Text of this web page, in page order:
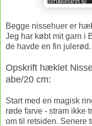
Begge nissehuer er
Jeg har købt mit garn i
de havde en fin
Opskrift hæklet
abe/20 cm:
Start med en magisk
røde farve - stram ikke
om til retsiden. Senere